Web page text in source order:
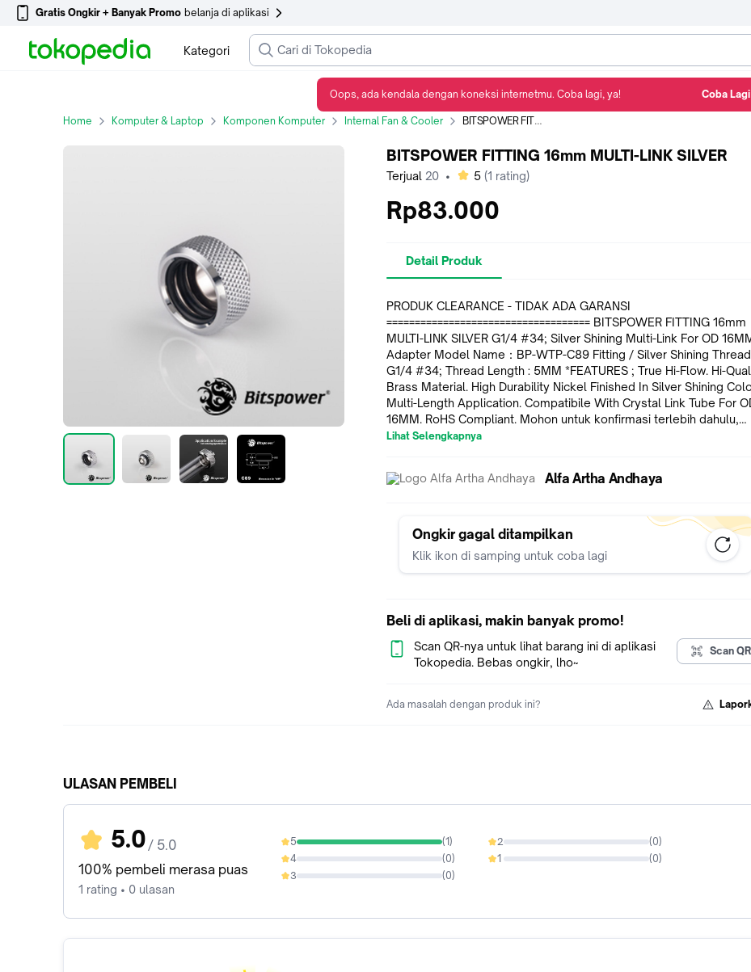
Gratis Ongkir + Banyak Promo belanja di aplikasi
Kategori
BITSPOWER FITTING 16mm MULTI-LINK SILVER
Home Komputer & Laptop Komponen Komputer Internal Fan & Cooler BITSPOWER FITTING 16mm MULTI-LINK SILVER
BITSPOWER FITTING 16mm MULTI-LINK SILVER
Terjual 20 • bintang
5 (1 rating)
Rp83.000
Detail Produk
PRODUK CLEARANCE - TIDAK ADA GARANSI
==================================== BITSPOWER FITTING 16mm
MULTI-LINK SILVER G1/4 #34; Silver Shining Multi-Link For OD 16MM
Adapter Model Name：BP-WTP-C89 Fitting / Silver Shining
G1/4 #34; Thread Length : 5MM *FEATURES ; True Hi-Flow. Hi-Quality
Brass Material. High Durability Nickel Finished In Silver Shining
Multi-Length Application. Compatibile With Crystal Link Tube For
16MM. RoHS Compliant. Mohon untuk konfirmasi terlebih dahulu,
sebelum melakukan pemesanan. Terimaksih :)
Lihat Selengkapnya
Alfa Artha Andhaya
Ongkir gagal ditampilkan
Klik ikon di samping untuk coba lagi
Beli di aplikasi, makin banyak promo!
Scan QR-nya untuk lihat barang ini di aplikasi
Tokopedia. Bebas ongkir, lho~
Scan QR
Ada masalah dengan produk ini?
ULASAN PEMBELI
5.0 / 5.0
100% pembeli merasa puas
1 rating • 0 ulasan
5 (1)
100%
4 (0)
0%
3 (0)
0%
2 (0)
0%
1 (0)
0%
Oops, ada kendala dengan koneksi internetmu. Coba lagi, ya! Coba Lagi